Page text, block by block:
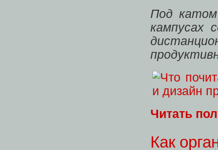
Под
кампусах
Читать
Как